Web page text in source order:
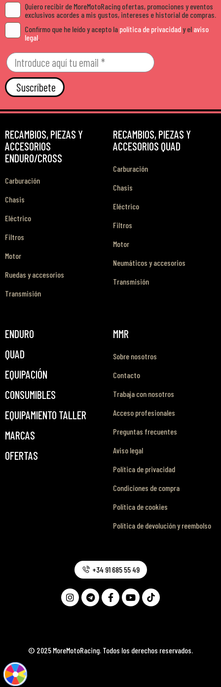
Quiero recibir de MoreMotoRacing ofertas, promociones y eventos
exclusivos acordes a mis gustos, intereses e historial de compras.
Confirmo que he leído y acepto la política de privacidady el aviso
legal.
Suscríbete
RECAMBIOS, PIEZAS Y
ACCESORIOS
ENDURO/CROSS
Carburación
Chasis
Eléctrico
Filtros
Motor
Ruedas y accesorios
Transmisión
RECAMBIOS, PIEZAS Y
ACCESORIOS QUAD
Carburación
Chasis
Eléctrico
Filtros
Motor
Neumáticos y accesorios
Transmisión
ENDURO
QUAD
EQUIPACIÓN
CONSUMIBLES
EQUIPAMIENTO TALLER
MARCAS
OFERTAS
MMR
Sobre nosotros
Contacto
Trabaja con nosotros
Acceso profesionales
Preguntas frecuentes
Aviso legal
Política de privacidad
Condiciones de compra
Política de cookies
Política de devolución y reembolso
© 2025 MoreMotoRacing. Todos los derechos reservados.
+34 91 685 55 49